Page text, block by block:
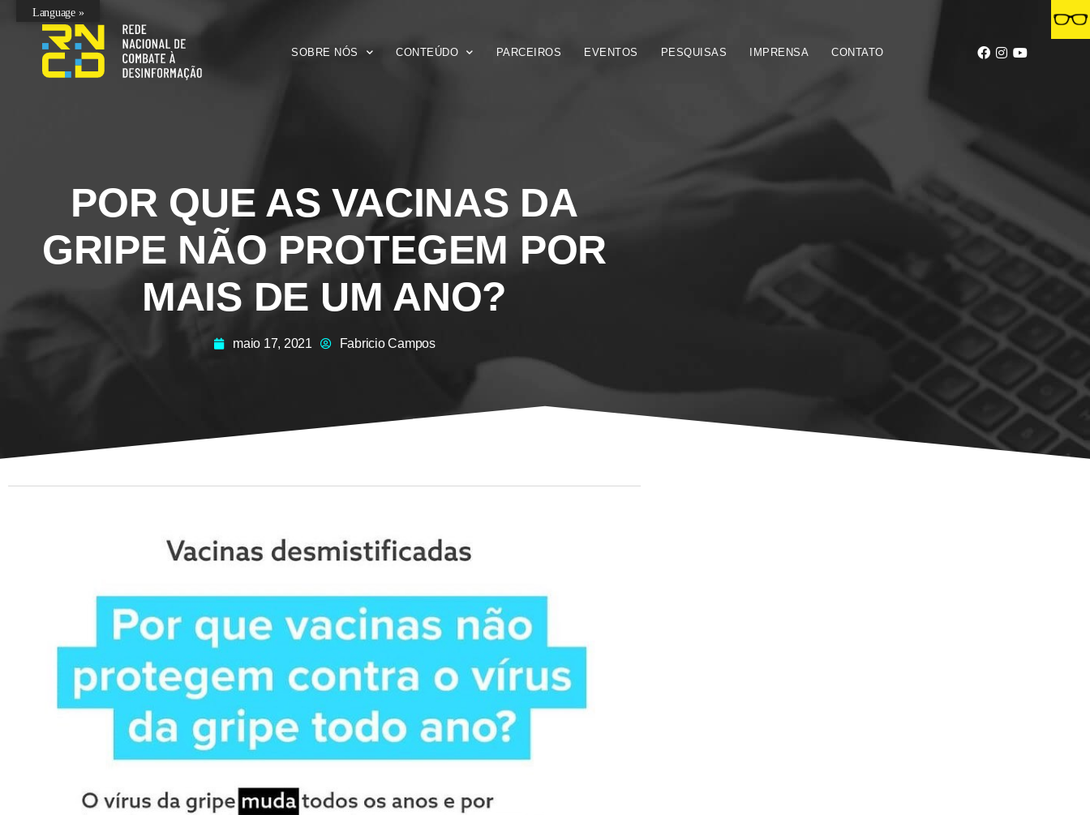
SOBRE NÓS CONTEÚDO PARCEIROS EVENTOS PESQUISAS IMPRENSA CONTATO
POR QUE AS VACINAS DA
GRIPE NÃO PROTEGEM POR
MAIS DE UM ANO?
maio 17, 2021 Fabricio Campos
Language »